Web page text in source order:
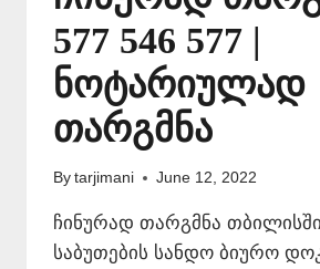
577 546 577 |
ნოტარიულად
თარგმნა
By tarjimani June 12, 2022
ჩინურად თარგმნა
საბუთების სანდო ბიურო